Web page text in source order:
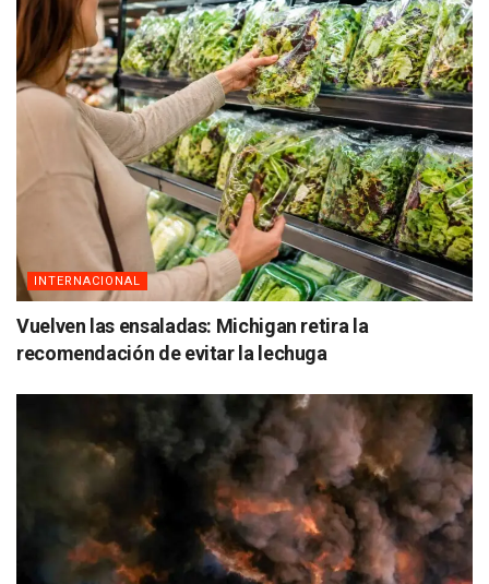
INTERNACIONAL
Vuelven las ensaladas: Michigan retira la
recomendación de evitar la lechuga